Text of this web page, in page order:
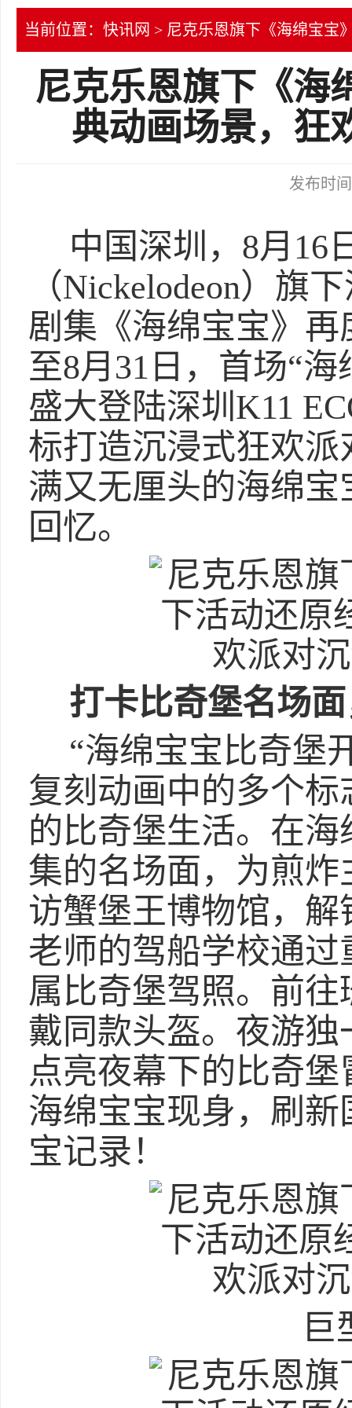
当前位置： 快讯网 > 尼克乐恩旗下《海绵宝宝
尼克乐恩旗下《海
典动画场景，狂
发布时
中国深圳，8月
（Nickelodeon）旗
剧集《海绵宝宝》
至8月31日，首场“
盛大登陆深圳K11
标打造沉浸式狂欢
满又无厘头的海绵
回忆。
打卡比奇堡名场面
“海绵宝宝比奇堡
复刻动画中的多个
的比奇堡生活。在
集的名场面，为煎
访蟹堡王博物馆，
老师的驾船学校通
属比奇堡驾照。前
戴同款头盔。夜游
点亮夜幕下的比奇
海绵宝宝现身，刷
宝记录！
巨